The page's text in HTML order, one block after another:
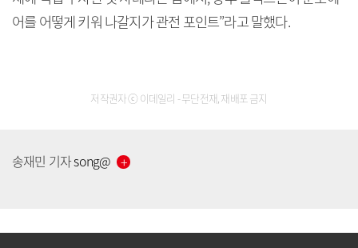
어를 어떻게 키워 나갈지가 관전 포인트”라고 말했다.
저작권자 ⓒ 이데일리 - 무단전재, 재배포 금지
송재민 기자song@
[공지] 유료서비스 가입 안내